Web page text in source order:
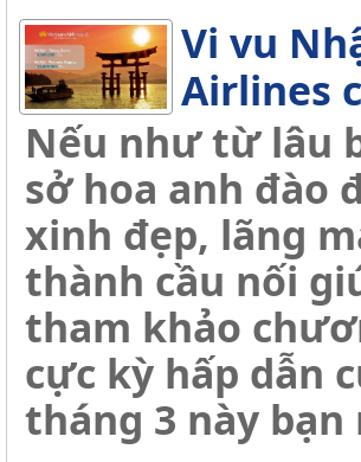
Vi vu
Airlines
Nếu như từ lâu
sở hoa anh đào
xinh đẹp, lãng
thành cầu nối
tham khảo
cực kỳ hấp dẫn
tháng 3 này bạn